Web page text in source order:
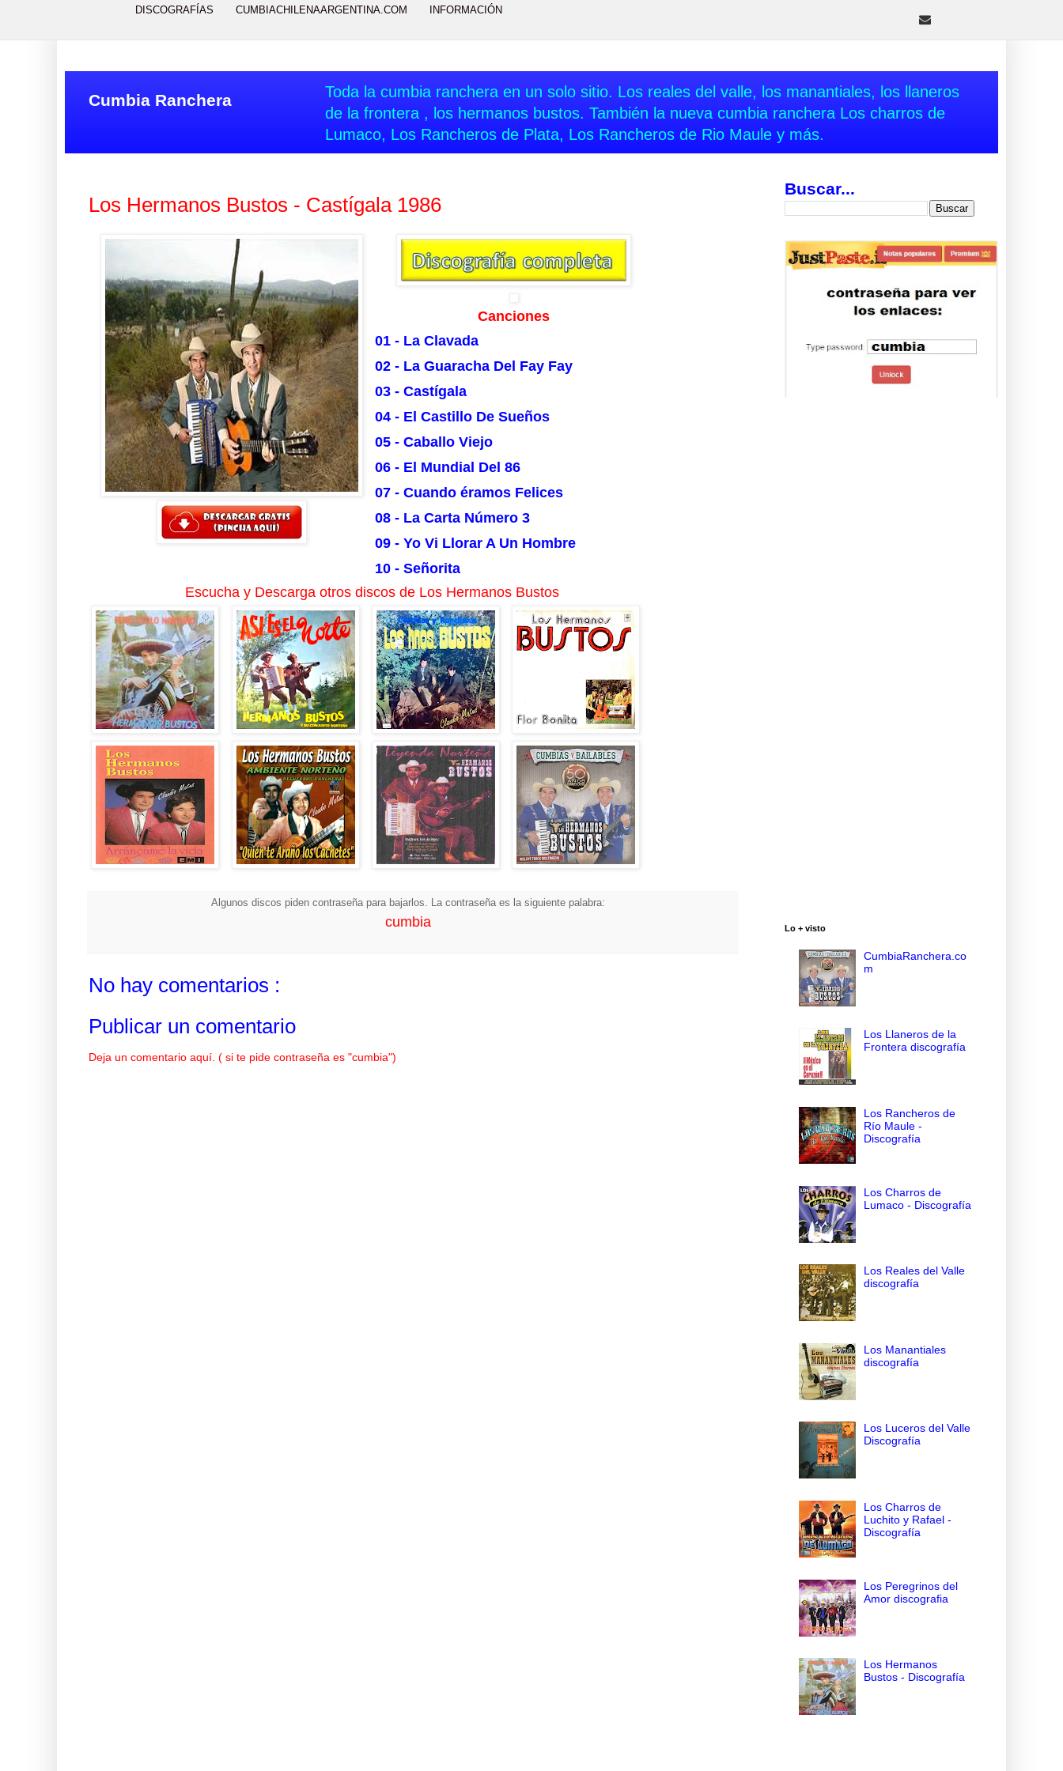
DISCOGRAFÍAS CUMBIACHILENAARGENTINA.COM INFORMACIÓN
Cumbia Ranchera
Toda la cumbia ranchera en un solo sitio. Los reales del valle, los manantiales, los llaneros
de la frontera , los hermanos bustos. También la nueva cumbia ranchera Los charros de
Lumaco, Los Rancheros de Plata, Los Rancheros de Rio Maule y más.
Los Hermanos Bustos - Castígala 1986
Canciones
01 - La Clavada
02 - La Guaracha Del Fay Fay
03 - Castígala
04 - El Castillo De Sueños
05 - Caballo Viejo
06 - El Mundial Del 86
07 - Cuando éramos Felices
08 - La Carta Número 3
09 - Yo Vi Llorar A Un Hombre
10 - Señorita
Escucha y Descarga otros discos de Los Hermanos Bustos
Algunos discos piden contraseña para bajarlos. La contraseña es la siguiente palabra:
cumbia
No hay comentarios :
Publicar un comentario
Deja un comentario aquí. ( si te pide contraseña es "cumbia")
Buscar...
Lo + visto
CumbiaRanchera.co
m
Los Llaneros de la
Frontera discografía
Los Rancheros de
Río Maule -
Discografía
Los Charros de
Lumaco - Discografía
Los Reales del Valle
discografía
Los Manantiales
discografía
Los Luceros del Valle
Discografía
Los Charros de
Luchito y Rafael -
Discografía
Los Peregrinos del
Amor discografia
Los Hermanos
Bustos - Discografía